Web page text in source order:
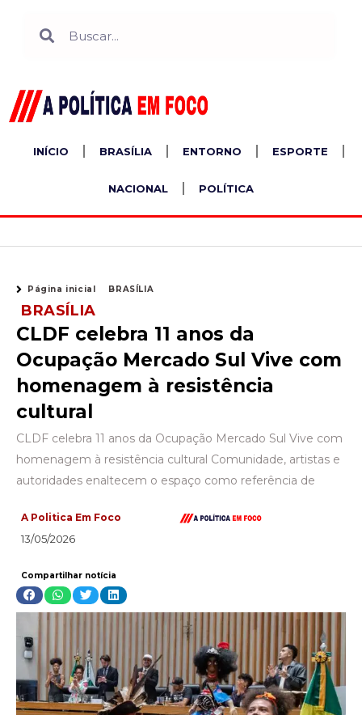
INÍCIO BRASÍLIA ENTORNO ESPORTE
NACIONAL POLÍTICA
Página inicial BRASÍLIA
BRASÍLIA
CLDF celebra 11 anos da
Ocupação Mercado Sul Vive com
homenagem à resistência
cultural
CLDF celebra 11 anos da Ocupação Mercado Sul Vive com
homenagem à resistência cultural Comunidade, artistas e
autoridades enaltecem o espaço como referência de
A Politica Em Foco
13/05/2026
Compartilhar notícia